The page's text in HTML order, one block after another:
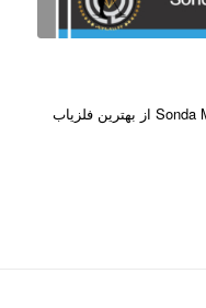
فلزیاب Sonda MD-5008 فلزیاب Sonda MD-5008 از بهترین فلزیاب